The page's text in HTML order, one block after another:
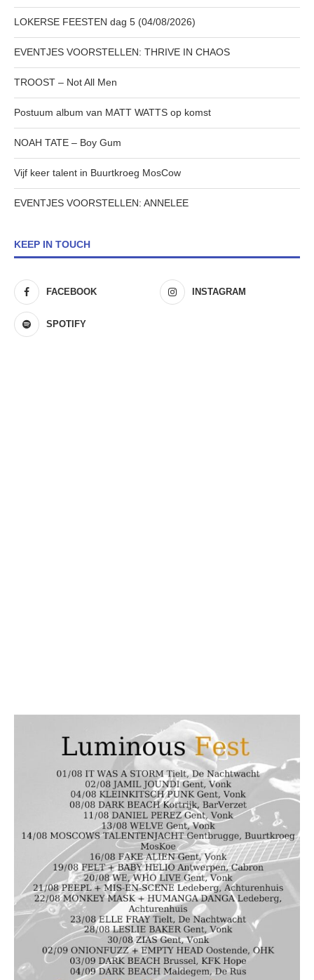
LOKERSE FEESTEN dag 5 (04/08/2026)
EVENTJES VOORSTELLEN: THRIVE IN CHAOS
TROOST – Not All Men
Postuum album van MATT WATTS op komst
NOAH TATE – Boy Gum
Vijf keer talent in Buurtkroeg MosCow
EVENTJES VOORSTELLEN: ANNELEE
KEEP IN TOUCH
FACEBOOK INSTAGRAM
SPOTIFY